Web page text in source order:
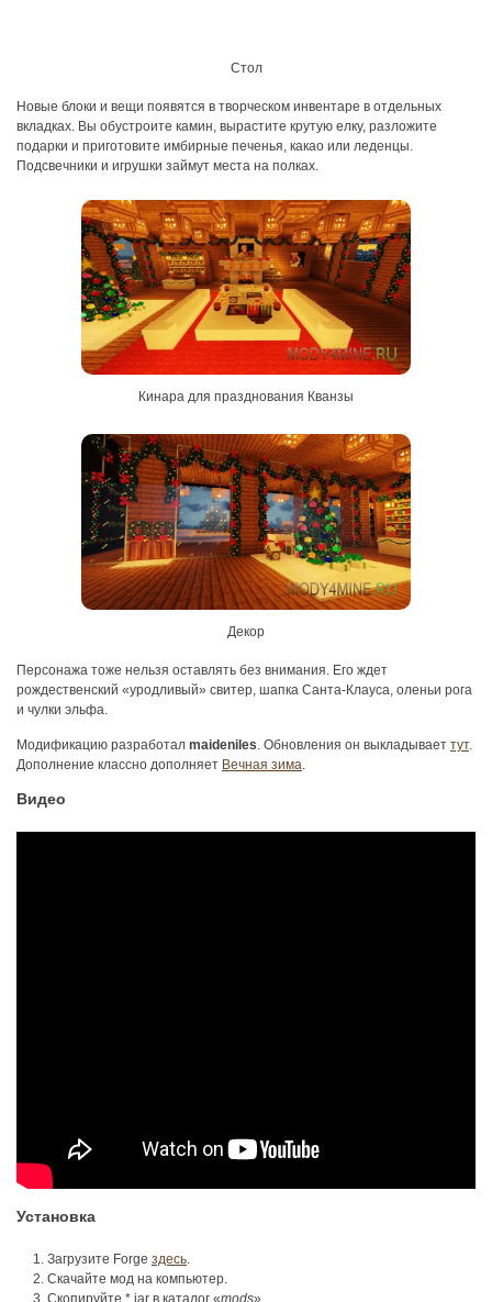
Стол
Новые блоки и вещи появятся в творческом инвентаре в отдельных
вкладках. Вы обустроите камин, вырастите крутую елку, разложите
подарки и приготовите имбирные печенья, какао или леденцы.
Подсвечники и игрушки займут места на полках.
Кинара для празднования Кванзы
Декор
Персонажа тоже нельзя оставлять без внимания. Его ждет
рождественский «уродливый» свитер, шапка Санта-Клауса, оленьи рога
и чулки эльфа.
Модификацию разработал maideniles . Обновления он выкладывает тут.
Дополнение классно дополняет Вечная зима
Видео
Установка
Загрузите Forge здесь
Скачайте мод на компьютер.
Скопируйте *.jar в каталог «mods».